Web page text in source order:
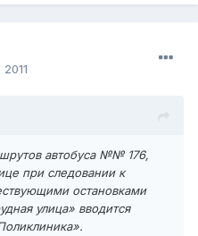
автобуса №№ 176,
при следовании к
остановками
улица» вводится